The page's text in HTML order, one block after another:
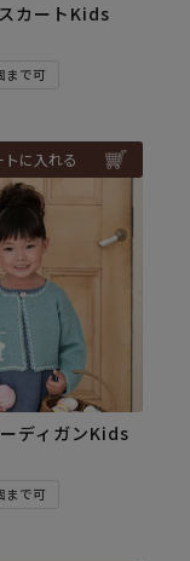
カートKids
まで可
トに入れる
ディガンKids
まで可